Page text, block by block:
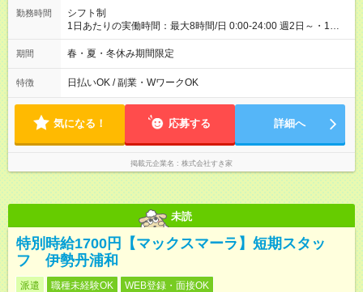
勤務時間
シフト制
1日あたりの実働時間：最大8時間/日 0:00-24:00 週2日～・1日
2h～OK ＜シフト例＞ 〇朝帯 5:00-9:00 〇昼帯 9:00-14:00 〇午
後帯 14:00-18:00 〇夜帯 18:00-22:00 〇深夜帯 22:00-翌5:00 基
ます♪
期間 春・夏・冬休み期間限定
特徴 日払いOK / 副業・WワークOK
気になる！ 応募する 詳細へ
掲載元企業名 株式会社すき家
未読
特別時給1700円【マックスマーラ】短期スタッ
フ 伊勢丹浦和
派遣 職種未経験OK WEB登録・面接OK